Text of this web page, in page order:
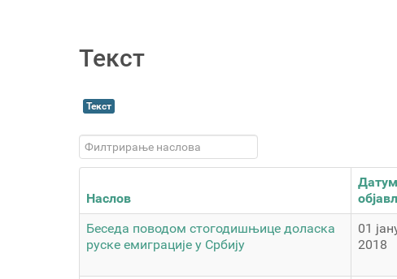
Текст
Текст
Филтрирање наслова
Наслов
Датум
Беседа поводом стогодишњице доласка
руске емиграције у Србију
01
2018